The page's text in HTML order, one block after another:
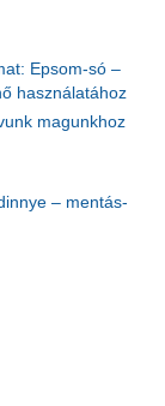
Epsom-só –
használatához
magunkhoz
– mentás-